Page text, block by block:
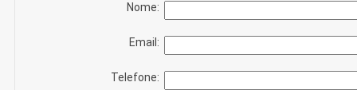
Nome:
Email:
Telefone: